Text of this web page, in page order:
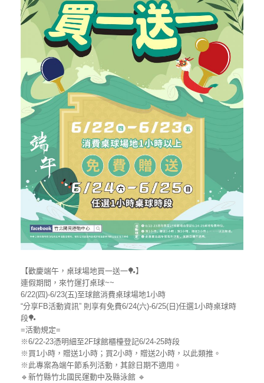
【歡慶端午，桌球場地買一送一🏓】
連假期間，來竹運打桌球~~
6/22(四)-6/23(五)至球館消費桌球場地1小時
“分享FB活動資訊” 則享有免費6/24(六)-6/25(日)任選1小時桌球時
段🏓
=活動規定=
※6/22-23憑明細至2F球館櫃檯登記6/24-25時段
※買1小時，贈送1小時；買2小時，贈送2小時，以此類推。
※此專案為端午節系列活動，其餘日期不適用。
🔹新竹縣竹北國民運動中及縣泳館 🔹